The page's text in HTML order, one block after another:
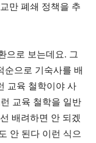
만 폐쇄 정책을 추
으로 보는데요. 그
순으로 기숙사를 배
교육 철학이야 사
교육 철학을 일반
배려하면 안 되겠
안 된다 이런 식으